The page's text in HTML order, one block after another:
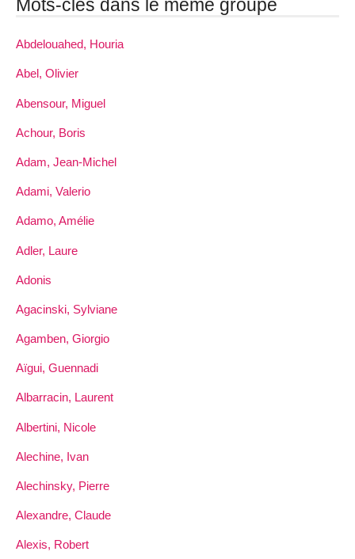
Mots-clés dans le même groupe
Abdelouahed, Houria
Abel, Olivier
Abensour, Miguel
Achour, Boris
Adam, Jean-Michel
Adami, Valerio
Adamo, Amélie
Adler, Laure
Adonis
Agacinski, Sylviane
Agamben, Giorgio
Aïgui, Guennadi
Albarracin, Laurent
Albertini, Nicole
Alechine, Ivan
Alechinsky, Pierre
Alexandre, Claude
Alexis, Robert